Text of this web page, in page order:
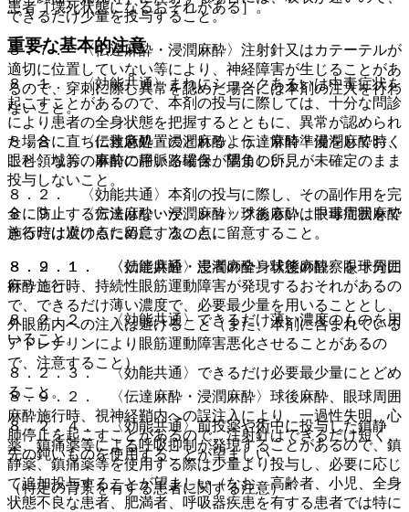
できるだけ少量を投与すること。
８．７． 〈伝達麻酔・浸潤麻酔〉注射針又はカテーテルが
適切に位置していない等により、神経障害が生じることがあ
るので、穿刺に際し異常を認めた場合には本剤の注入を行わ
ないこと。
８．８． 〈伝達麻酔・浸潤麻酔〉伝達麻酔・浸潤麻酔時、
眼科領域等の麻酔に用いる場合、隅角の所見が未確定のまま
投与しないこと。
８．９． 〈伝達麻酔・浸潤麻酔〉球後麻酔、眼球周囲麻酔
施行時は次の点に留意すること。
８．９．１． 〈伝達麻酔・浸潤麻酔〉球後麻酔、眼球周囲
麻酔施行時、持続性眼筋運動障害が発現するおそれがあるの
で、できるだけ薄い濃度で、必要最少量を用いることとし、
外眼筋内への注入は避けること（また、本剤に含まれている
アドレナリンにより眼筋運動障害悪化させることがあるの
で、注意すること）。
８．９．２． 〈伝達麻酔・浸潤麻酔〉球後麻酔、眼球周囲
麻酔施行時、視神経鞘内への誤注入により、一過性失明、心
肺停止を起こすことがあるので、注射針はできるだけ短く、
先の鈍いものを使用することが望ましい。
（特定の背景を有する患者に関する注意）
患者［壊死状態になるおそれがある］。
重要な基本的注意
８．１． 〈効能共通〉まれにショックあるいは中毒症状を
起こすことがあるので、本剤の投与に際しては、十分な問診
により患者の全身状態を把握するとともに、異常が認められ
た場合に直ちに救急処置のとれるよう、常時準備をしておく
こと。なお、事前の静脈路確保が望ましい。
８．２． 〈効能共通〉本剤の投与に際し、その副作用を完
全に防止する方法はないが、ショックあるいは中毒症状をで
きるだけ避けるために、次の点に留意すること。
８．２．１． 〈効能共通〉患者の全身状態の観察を十分に
行うこと。
８．２．２． 〈効能共通〉できるだけ薄い濃度のものを用
いること。
８．２．３． 〈効能共通〉できるだけ必要最少量にとどめ
ること。
８．２．４． 〈効能共通〉前投薬や術中に投与した鎮静
薬、鎮痛薬等による呼吸抑制が発現することがあるので、鎮
静薬、鎮痛薬等を使用する際は少量より投与し、必要に応じ
て追加投与することが望ましい（なお、高齢者、小児、全身
状態不良な患者、肥満者、呼吸器疾患を有する患者では特に